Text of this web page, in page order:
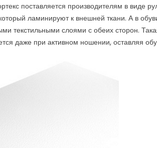
поставляется производителям в виде
ламинируют к внешней ткани. А в
текстильными слоями с обеих сторон.
даже при активном ношении, оставляя